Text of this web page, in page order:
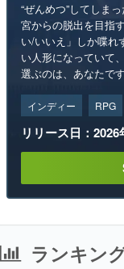
“ぜんめつ”してしま
宮からの脱出を目指
い/いいえ」しか喋れ
い人形になっていて
選ぶのは、あなたです
インディー RPG
リリース日：
ランキン